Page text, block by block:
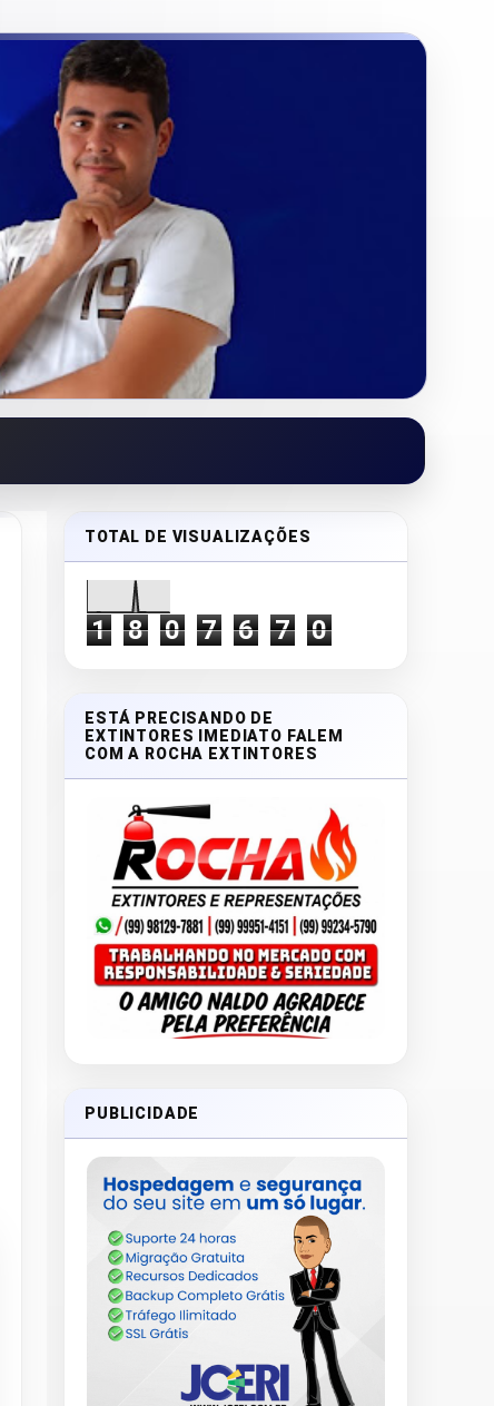
TOTAL DE VISUALIZAÇÕES
1 8 0 7 6 7 0
ESTÁ PRECISANDO DE
EXTINTORES IMEDIATO FALEM
COM A ROCHA EXTINTORES
PUBLICIDADE